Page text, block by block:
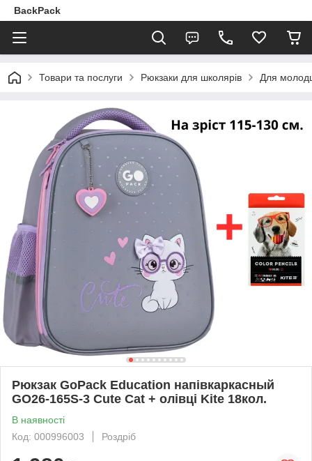
BackPack
Товари та послуги Рюкзаки для школярів Для
Рюкзак GoPack Education напівкаркасный
GO26-165S-3 Cute Cat + олівці Kite 18кол.
В наявності
Код: 000996003
Роздріб